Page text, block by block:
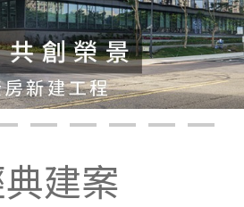
建案